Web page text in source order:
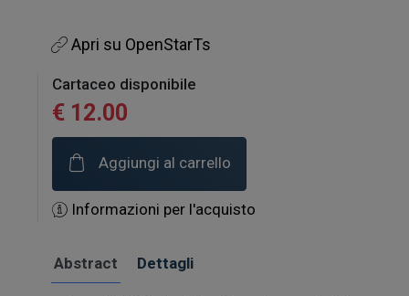
Apri su OpenStarTs
Cartaceo disponibile
€ 12.00
Aggiungi al carrello
Informazioni per l'acquisto
Abstract Dettagli